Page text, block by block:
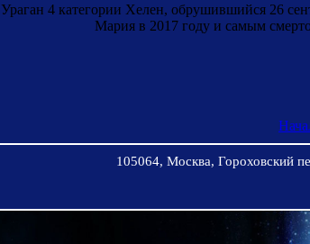
Ураган 4 категории Хелен, обрушившийся 26
Мария в 2017 году и самым
105064, Москва, Гороховский